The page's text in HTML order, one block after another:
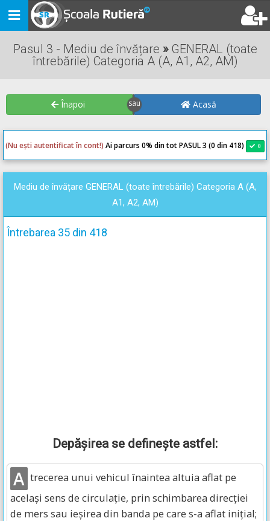
Toggle
navigation
Pasul 3 - Mediu de învățare »GENERAL (toate
întrebările) Categoria A (A, A1, A2, AM)
Înapoi Acasă
(Nu ești autentificat în cont!) Ai parcurs 0% din tot PASUL 3 (0 din 418) 0
Mediu de învățare GENERAL (toate întrebările) Categoria A (A,
A1, A2, AM)
Întrebarea 35 din 418
Depăşirea se defineşte astfel:
A trecerea unui vehicul înaintea altuia aflat pe
acelaşi sens de circulaţie, prin schimbarea direcţiei
de mers sau ieşirea din banda pe care s-a aflat iniţial;